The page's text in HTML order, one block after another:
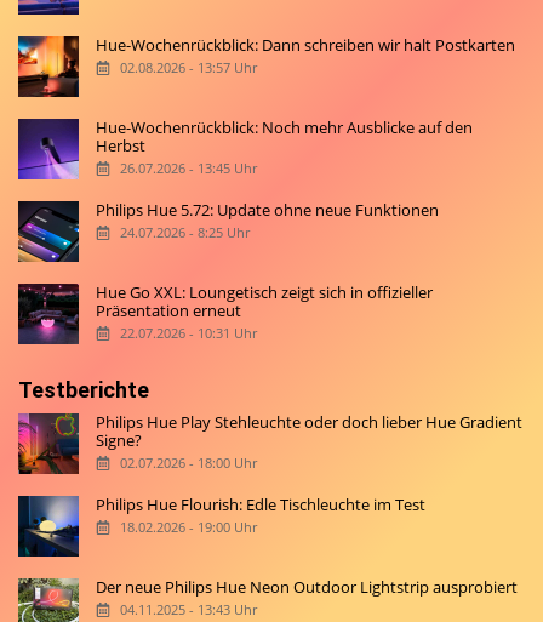
Hue-Wochenrückblick: Dann schreiben wir halt Postkarten
02.08.2026 - 13:57 Uhr
Hue-Wochenrückblick: Noch mehr Ausblicke auf den
Herbst
26.07.2026 - 13:45 Uhr
Philips Hue 5.72: Update ohne neue Funktionen
24.07.2026 - 8:25 Uhr
Hue Go XXL: Loungetisch zeigt sich in offizieller
Präsentation erneut
22.07.2026 - 10:31 Uhr
Testberichte
Philips Hue Play Stehleuchte oder doch lieber Hue Gradient
Signe?
02.07.2026 - 18:00 Uhr
Philips Hue Flourish: Edle Tischleuchte im Test
18.02.2026 - 19:00 Uhr
Der neue Philips Hue Neon Outdoor Lightstrip ausprobiert
04.11.2025 - 13:43 Uhr